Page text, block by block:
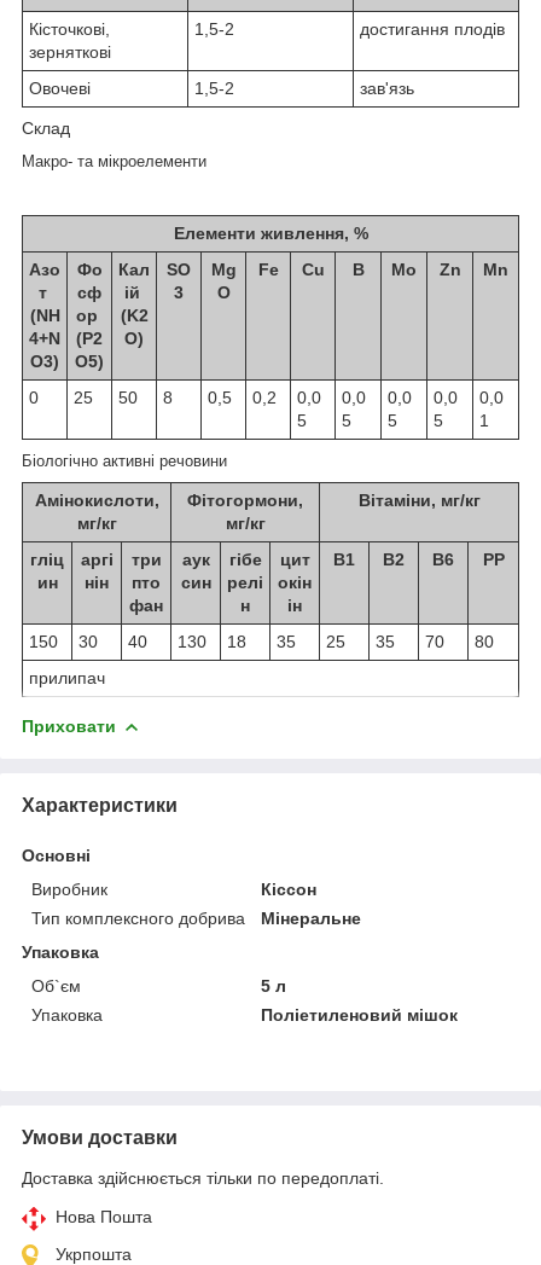
Кісточкові,
зерняткові
1,5-2 достигання плодів
Овочеві 1,5-2 зав'язь
Склад
Макро- та мікроелементи
Елементи живлення, %
Азо
т
(NH
4+N
O3)
Фо
сф
ор
(P2
O5)
Кал
ій
(K2
O)
SO
3
Mg
O
Fe Cu B Mo Zn Mn
0 25 50 8 0,5 0,2
0,0
5
0,0
5
0,0
5
0,0
5
0,0
1
Біологічно активні речовини
Амінокислоти,
мг/кг
Фітогормони,
мг/кг
Вітаміни, мг/кг
гліц
ин
аргі
нін
три
пто
фан
аук
син
гібе
релі
н
цит
окін
ін
В1 В2 В6 РР
150 30 40 130 18 35 25 35 70
80
прилипач
Приховати
Характеристики
Основні
Виробник
Кіссон
Тип комплексного добрива
Мінеральне
Упаковка
Об`єм
5 л
Упаковка
Поліетиленовий мішок
Умови доставки
Доставка здійснюється тільки по передоплаті.
Нова Пошта
Укрпошта